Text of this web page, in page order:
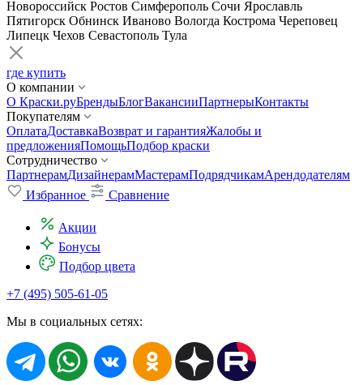
Новороссийск Ростов Симферополь Сочи Ярославль
Пятигорск Обнинск Иваново Вологда Кострома Череповец
Липецк Чехов Севастополь Тула
где купить
О компании
О Краски.руБрендыБлогВакансииПартнерыКонтакты
Покупателям
ОплатаДоставкаВозврат и гарантияЖалобы и
предложенияПомощьПодбор краски
Сотрудничество
ПартнерамДизайнерамМастерамПодрядчикамАрендодателям
Избранное
Сравнение
Акции
Бонусы
Подбор цвета
+7 (495) 505-61-05
Мы в социальных сетях: